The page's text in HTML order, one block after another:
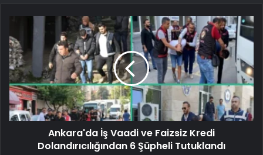
Ankara'da İş Vaadi ve Faizsiz Kredi
Dolandırıcılığından 6 Şüpheli Tutuklandı